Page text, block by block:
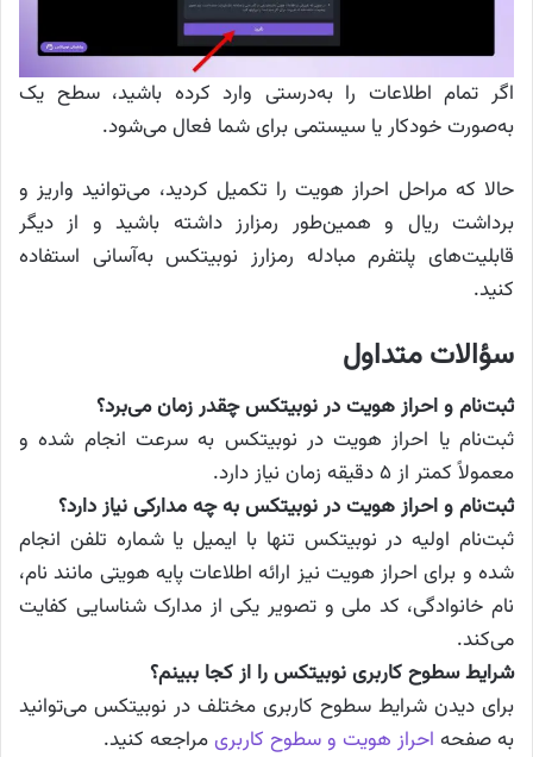
اگر تمام اطلاعات را به‌درستی وارد کرده باشید، سطح یک
به‌صورت خودکار یا سیستمی برای شما فعال می‌شود.
حالا که مراحل احراز هویت را تکمیل کردید، می‌توانید واریز و
برداشت ریال و همین‌طور رمزارز داشته باشید و از دیگر
قابلیت‌های پلتفرم مبادله رمزارز نوبیتکس به‌آسانی استفاده
کنید.
سؤالات متداول
ثبت‌نام و احراز هویت در نوبیتکس چقدر زمان می‌برد؟
ثبت‌نام یا احراز هویت در نوبیتکس به سرعت انجام شده و
معمولاً کمتر از ۵ دقیقه زمان نیاز دارد.
ثبت‌نام و احراز هویت در نوبیتکس به چه مدارکی نیاز دارد؟
ثبت‌نام اولیه در نوبیتکس تنها با ایمیل یا شماره تلفن انجام
شده و برای احراز هویت نیز ارائه اطلاعات پایه هویتی مانند نام،
نام خانوادگی، کد ملی و تصویر یکی از مدارک شناسایی کفایت
می‌کند.
شرایط سطوح کاربری نوبیتکس را از کجا ببینم؟
برای دیدن شرایط سطوح کاربری مختلف در نوبیتکس می‌توانید
به صفحه احراز هویت و سطوح کاربریمراجعه کنید.